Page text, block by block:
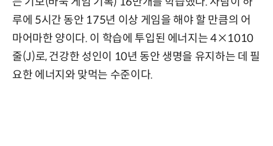
루에 5시간 동안 175년 이상 게임을 해야 할 만큼의 어
마어마한 양이다. 이 학습에 투입된 에너지는 4×1010
줄(J)로, 건강한 성인이 10년 동안 생명을 유지하는 데 필
요한 에너지와 맞먹는 수준이다.